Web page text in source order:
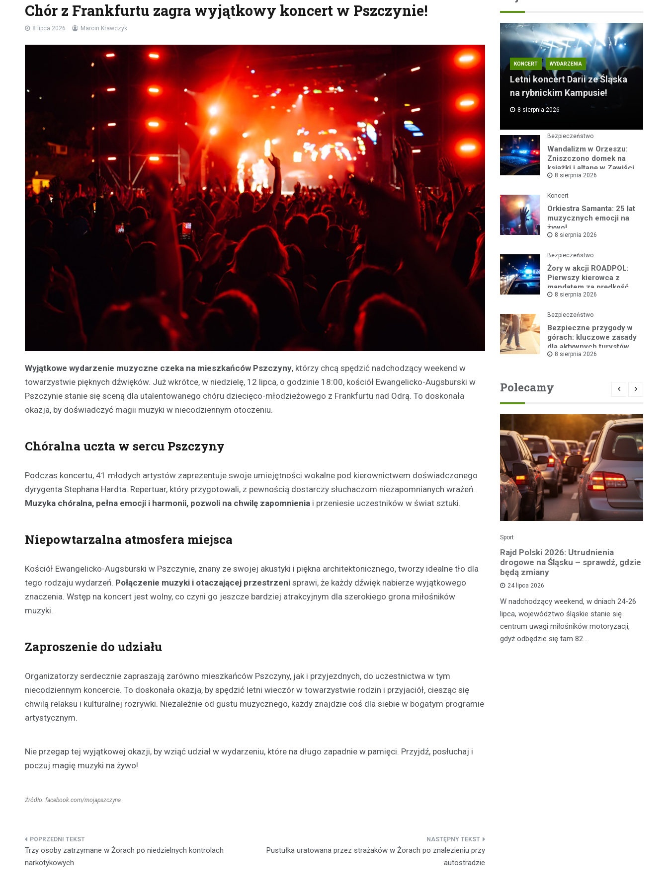
Chór z Frankfurtu zagra wyjątkowy koncert w Pszczynie!
8 lipca 2026 Marcin Krawczyk
Wyjątkowe wydarzenie muzyczne czeka na mieszkańców Pszczyny, którzy chcą spędzić nadchodzący weekend w
towarzystwie pięknych dźwięków. Już wkrótce, w niedzielę, 12 lipca, o godzinie 18:00, kościół Ewangelicko-Augsburski w
Pszczynie stanie się sceną dla utalentowanego chóru dziecięco-młodzieżowego z Frankfurtu nad Odrą. To doskonała
okazja, by doświadczyć magii muzyki w niecodziennym otoczeniu.
Chóralna uczta w sercu Pszczyny
Podczas koncertu, 41 młodych artystów zaprezentuje swoje umiejętności wokalne pod kierownictwem doświadczonego
dyrygenta Stephana Hardta. Repertuar, który przygotowali, z pewnością dostarczy słuchaczom niezapomnianych wrażeń.
Muzyka chóralna, pełna emocji i harmonii, pozwoli na chwilę zapomnienia i przeniesie uczestników w świat sztuki.
Niepowtarzalna atmosfera miejsca
Kościół Ewangelicko-Augsburski w Pszczynie, znany ze swojej akustyki i piękna architektonicznego, tworzy idealne tło dla
tego rodzaju wydarzeń. Połączenie muzyki i otaczającej przestrzeni sprawi, że każdy dźwięk nabierze wyjątkowego
znaczenia. Wstęp na koncert jest wolny, co czyni go jeszcze bardziej atrakcyjnym dla szerokiego grona miłośników
muzyki.
Zaproszenie do udziału
Organizatorzy serdecznie zapraszają zarówno mieszkańców Pszczyny, jak i przyjezdnych, do uczestnictwa w tym
niecodziennym koncercie. To doskonała okazja, by spędzić letni wieczór w towarzystwie rodzin i przyjaciół, ciesząc się
chwilą relaksu i kulturalnej rozrywki. Niezależnie od gustu muzycznego, każdy znajdzie coś dla siebie w bogatym programie
artystycznym.
Nie przegap tej wyjątkowej okazji, by wziąć udział w wydarzeniu, które na długo zapadnie w pamięci. Przyjdź, posłuchaj i
poczuj magię muzyki na żywo!
Źródło: facebook.com/mojapszczyna
Nawigacja
wpisu
Trzy osoby zatrzymane w Żorach po niedzielnych kontrolach
narkotykowych
Pustułka uratowana przez strażaków w Żorach po znalezieniu przy
autostradzie
KONCERT WYDARZENIA
Letni koncert Darii ze Śląska
na rybnickim Kampusie!
8 sierpnia 2026
Bezpieczeństwo
Wandalizm w Orzeszu:
Zniszczono domek na
książki i altanę w Zawiści
8 sierpnia 2026
Koncert
Orkiestra Samanta: 25 lat
muzycznych emocji na
żywo!
8 sierpnia 2026
Bezpieczeństwo
Żory w akcji ROADPOL:
Pierwszy kierowca z
mandatem za prędkość
8 sierpnia 2026
Bezpieczeństwo
Bezpieczne przygody w
górach: kluczowe zasady
dla aktywnych turystów
8 sierpnia 2026
Polecamy
z nagrodami i atrakcjami
30 czerwca 2026
W minioną niedzielę mieszkańcy
Sport
Rajd Polski 2026: Utrudnienia
drogowe na Śląsku – sprawdź, gdzie
będą zmiany
24 lipca 2026
W nadchodzący weekend, w dniach 24-26
lipca, województwo śląskie stanie się
centrum uwagi miłośników motoryzacji,
gdyż odbędzie się tam 82.…